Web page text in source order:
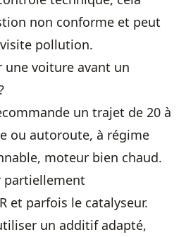
non conforme et peut
pollution.
une voiture avant un
un trajet de 20 à
ou autoroute, à régime
moteur bien chaud.
partiellement
et parfois le catalyseur.
un additif adapté,